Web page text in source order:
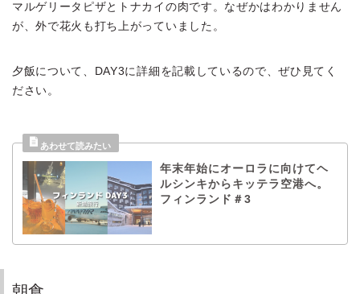
マルゲリータピザとトナカイの肉です。なぜかはわかりません
が、外で花火も打ち上がっていました。
夕飯について、DAY3に詳細を記載しているので、ぜひ見てく
ださい。
年末年始にオーロラに向けてヘ
ルシンキからキッテラ空港へ。
フィンランド＃3Profile
楽天ROOM